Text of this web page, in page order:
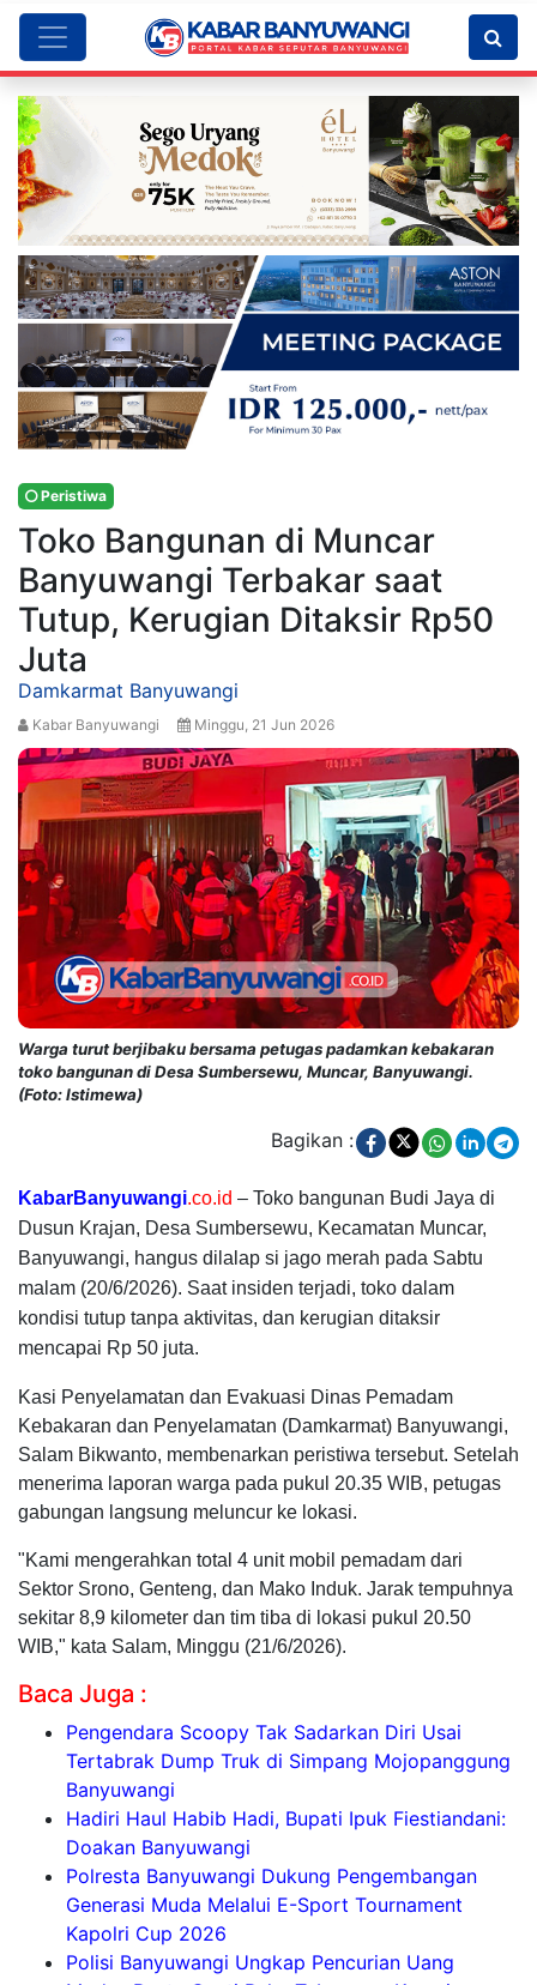
Peristiwa
Toko Bangunan di Muncar
Banyuwangi Terbakar saat
Tutup, Kerugian Ditaksir Rp50
Juta
Damkarmat Banyuwangi
Kabar Banyuwangi Minggu, 21 Jun 2026
Warga turut berjibaku bersama petugas padamkan kebakaran
toko bangunan di Desa Sumbersewu, Muncar, Banyuwangi.
(Foto: Istimewa)
Bagikan :
KabarBanyuwangi.co.id – Toko bangunan Budi Jaya di
Dusun Krajan, Desa Sumbersewu, Kecamatan Muncar,
Banyuwangi, hangus dilalap si jago merah pada Sabtu
malam (20/6/2026). Saat insiden terjadi, toko dalam
kondisi tutup tanpa aktivitas, dan kerugian ditaksir
mencapai Rp 50 juta.
Kasi Penyelamatan dan Evakuasi Dinas Pemadam
Kebakaran dan Penyelamatan (Damkarmat) Banyuwangi,
Salam Bikwanto, membenarkan peristiwa tersebut. Setelah
menerima laporan warga pada pukul 20.35 WIB, petugas
gabungan langsung meluncur ke lokasi.
"Kami mengerahkan total 4 unit mobil pemadam dari
Sektor Srono, Genteng, dan Mako Induk. Jarak tempuhnya
sekitar 8,9 kilometer dan tim tiba di lokasi pukul 20.50
WIB," kata Salam, Minggu (21/6/2026).
Baca Juga :
Pengendara Scoopy Tak Sadarkan Diri Usai
Tertabrak Dump Truk di Simpang Mojopanggung
Banyuwangi
Hadiri Haul Habib Hadi, Bupati Ipuk Fiestiandani:
Doakan Banyuwangi
Polresta Banyuwangi Dukung Pengembangan
Generasi Muda Melalui E-Sport Tournament
Kapolri Cup 2026
Polisi Banyuwangi Ungkap Pencurian Uang